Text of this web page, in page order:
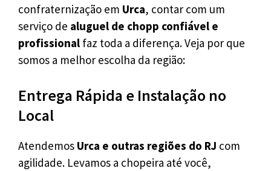
confraternização em Urca, contar com um
serviço de aluguel de chopp confiável e
profissional faz toda a diferença. Veja por que
somos a melhor escolha da região:
Entrega Rápida e Instalação no
Local
Atendemos Urca e outras regiões do RJ com
agilidade. Levamos a chopeira até você,